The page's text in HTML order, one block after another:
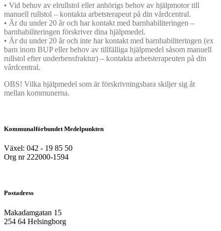
• Vid behov av elrullstol eller anhörigs behov av hjälpmotor till
manuell rullstol – kontakta arbetsterapeut på din vårdcentral.
• Är du under 20 år och har kontakt med barnhabiliteringen –
barnhabiliteringen förskriver dina hjälpmedel.
• Är du under 20 år och inte har kontakt med barnhabiliteringen (ex
barn inom BUP eller behov av tillfälliga hjälpmedel såsom manuell
rullstol efter underbensfraktur) – kontakta arbetsterapeuten på din
vårdcentral.
OBS! Vilka hjälpmedel som är förskrivningsbara skiljer sig åt
mellan kommunerna.
Kommunalförbundet Medelpunkten
Växel: 042 - 19 85 50
Org nr 222000-1594
Postadress
Makadamgatan 15
254 64 Helsingborg